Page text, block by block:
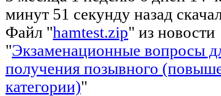
минут 51 секунду назад
Файл "hamtest.zip" из новости
"Экзаменационные вопросы
получения позывного
категории)"